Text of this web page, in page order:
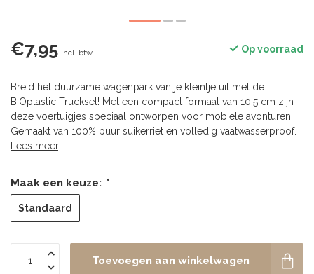
€7,95 Incl. btw Op voorraad
Breid het duurzame wagenpark van je kleintje uit met de
BIOplastic Truckset! Met een compact formaat van 10,5 cm zijn
deze voertuigjes speciaal ontworpen voor mobiele avonturen.
Gemaakt van 100% puur suikerriet en volledig vaatwasserproof.
Lees meer.
Maak een keuze: *
Standaard
Toevoegen aan winkelwagen